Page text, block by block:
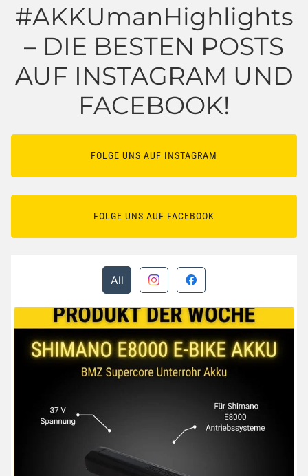
#AKKUmanHighlights
– DIE BESTEN POSTS
AUF INSTAGRAM UND
FACEBOOK!
FOLGE UNS AUF INSTAGRAM
FOLGE UNS AUF FACEBOOK